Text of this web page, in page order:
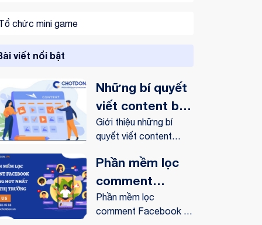
chức mini game
viết nổi bật
Những bí quyết
viết content bán
hàng online trên
Facebook
Giới thiệu những bí
quyết viết content
Phần mềm lọc
comment
Facebook tự
động hot nhất
Phần mềm lọc
comment Facebook tự